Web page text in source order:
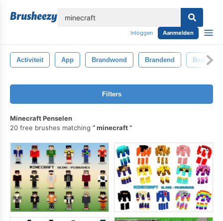
Inloggen Aanmelden
Activiteit App Brandwond Brandend Bedrijf
Filters
Minecraft Penselen
20 free brushes matching
minecraft